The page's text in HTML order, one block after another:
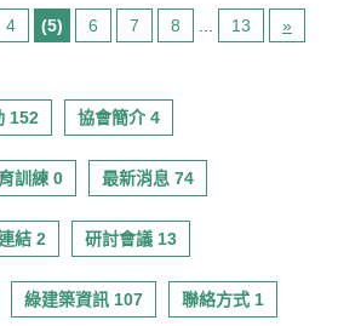
建築物設計理念。 2. 綠建築設計
明。 3. 建築物現況照片。 4. 有
補正或補正不完全者，不予受理。五、
址：23141新北市新店區民權路95號3
發展協會） (二) 收件時間：自公告日
午5時止，以掛號郵件（郵戳為憑）、快
社團法人台灣綠建築發展協會 陳于
02-8667-6671 3. 傳真號碼：
：estrosol@taiwangbc.org.tw
優良綠建築作品評選獎勵作業要點」與
event/2009140849515377610300
偉民 先生 / 02-2462-2192 轉 6160七.
，並於入場前進行體溫量測。 2.本活
減少紙張資源浪費。 3.為響應節能減
提供停車位，請多利用大眾運輸工具
程相關證明：（僅提供予全程出席者，
給參訓證明。 2.公務員終身學習時
工程委員會技師執業執照換證積分。
。鐵路：搭火車到臺北火車站內，再轉
車，或搭公車到新店大坪林站下車。公
出口集合 地點：淡海汙水處理廠 地址：
管公園) 報名日期與連結：8/17起至8/30
圖書館北投分館 地址：台北市北投區光明
8/17起至8/30止，
event/2008131324271198146582 第3
20，於舊振南漢餅文化館大門口集合 。
，
event/2008131355288978178840 第4
50，於三峽北大特區全齡生活館警察局
大特區全齡生活館 地址：新北市三峽區學
4 (5) 6 7 8 13 »
152 協會簡介 4
訓練 0 最新消息 74
結 2 研討會議 13
綠建築資訊 107 聯絡方式 1